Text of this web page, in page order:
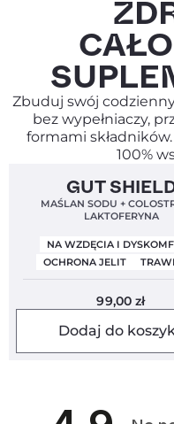
Zbuduj swój
bez wypełniaczy,
formami
100%
Bestseller!
Clean Label
Nowa Formuła
GUT
MAŚLAN SODU +
LAKTOFERYNA
NA WZDĘCIA I
OCHRONA JELIT
99,00zł
Dodaj do